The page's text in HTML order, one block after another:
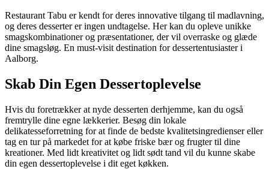
Restaurant Tabu er kendt for deres innovative tilgang til madlavning,
og deres desserter er ingen undtagelse. Her kan du opleve unikke
smagskombinationer og præsentationer, der vil overraske og glæde
dine smagsløg. En must-visit destination for dessertentusiaster i
Aalborg.
Skab Din Egen Dessertoplevelse
Hvis du foretrækker at nyde desserten derhjemme, kan du også
fremtrylle dine egne lækkerier. Besøg din lokale
delikatesseforretning for at finde de bedste kvalitetsingredienser eller
tag en tur på markedet for at købe friske bær og frugter til dine
kreationer. Med lidt kreativitet og lidt sødt tand vil du kunne skabe
din egen dessertoplevelse i dit eget køkken.